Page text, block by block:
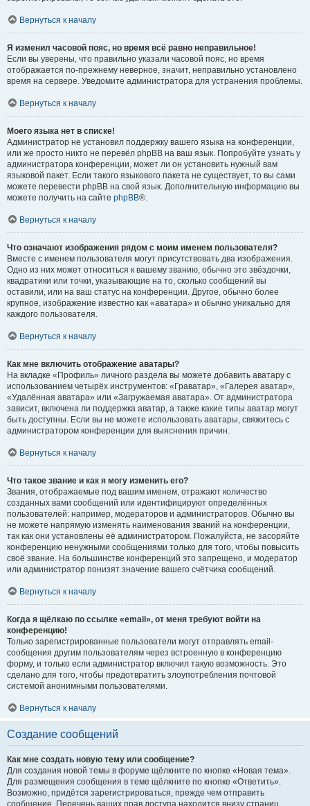
Вернуться к началу
Я изменил часовой пояс, но время всё равно неправильное!
Если вы уверены, что правильно указали часовой пояс, но время
отображается по-прежнему неверное, значит, неправильно установлено
время на сервере. Уведомите администратора для устранения проблемы.
Вернуться к началу
Моего языка нет в списке!
Администратор не установил поддержку вашего языка на конференции,
или же просто никто не перевёл phpBB на ваш язык. Попробуйте узнать у
администратора конференции, может ли он установить нужный вам
языковой пакет. Если такого языкового пакета не существует, то вы сами
можете перевести phpBB на свой язык. Дополнительную информацию вы
можете получить на сайте phpBB®.
Вернуться к началу
Что означают изображения рядом с моим именем пользователя?
Вместе с именем пользователя могут присутствовать два изображения.
Одно из них может относиться к вашему званию, обычно это звёздочки,
квадратики или точки, указывающие на то, сколько сообщений вы
оставили, или на ваш статус на конференции. Другое, обычно более
крупное, изображение известно как «аватара» и обычно уникально для
каждого пользователя.
Вернуться к началу
Как мне включить отображение аватары?
На вкладке «Профиль» личного раздела вы можете добавить аватару с
использованием четырёх инструментов: «Граватар», «Галерея аватар»,
«Удалённая аватара» или «Загружаемая аватара». От администратора
зависит, включена ли поддержка аватар, а также какие типы аватар могут
быть доступны. Если вы не можете использовать аватары, свяжитесь с
администратором конференции для выяснения причин.
Вернуться к началу
Что такое звание и как я могу изменить его?
Звания, отображаемые под вашим именем, отражают количество
созданных вами сообщений или идентифицируют определённых
пользователей: например, модераторов и администраторов. Обычно вы
не можете напрямую изменять наименования званий на конференции,
так как они установлены её администратором. Пожалуйста, не засоряйте
конференцию ненужными сообщениями только для того, чтобы повысить
своё звание. На большинстве конференций это запрещено, и модератор
или администратор понизят значение вашего счётчика сообщений.
Вернуться к началу
Когда я щёлкаю по ссылке «email», от меня требуют войти на
конференцию!
Только зарегистрированные пользователи могут отправлять email-
сообщения другим пользователям через встроенную в конференцию
форму, и только если администратор включил такую возможность. Это
сделано для того, чтобы предотвратить злоупотребления почтовой
системой анонимными пользователями.
Вернуться к началу
Создание сообщений
Как мне создать новую тему или сообщение?
Для создания новой темы в форуме щёлкните по кнопке «Новая тема».
Для размещения сообщения в теме щёлкните по кнопке «Ответить».
Возможно, придётся зарегистрироваться, прежде чем отправить
сообщение. Перечень ваших прав доступа находится внизу страниц